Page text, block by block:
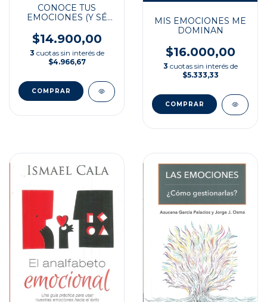
CONOCE TUS
EMOCIONES (Y SÉ
$14.900,00
3 cuotas sin interés de
$4.966,67
MIS EMOCIONES ME
DOMINAN
$16.000,00
3 cuotas sin interés de
$5.333,33